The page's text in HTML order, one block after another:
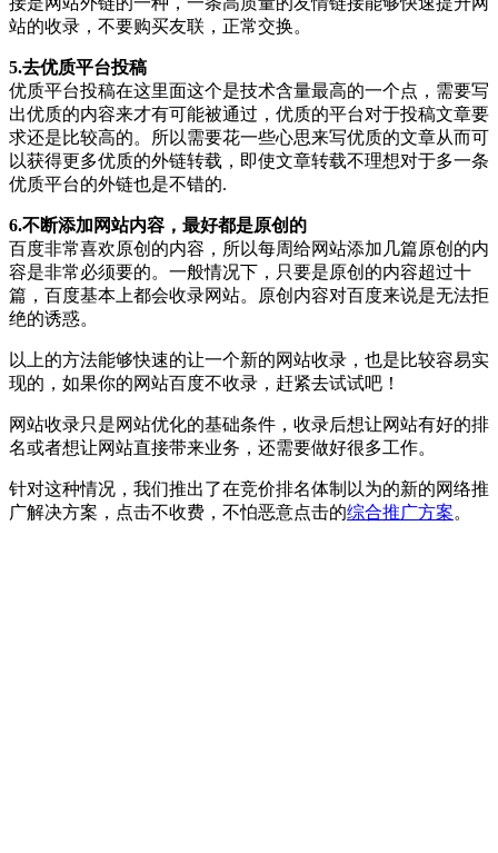
站的收录，不要购买友联，正常交换。
5.去优质平台投稿
优质平台投稿在这里面这个是技术含量最高的一个点，需要写
出优质的内容来才有可能被通过，优质的平台对于投稿文章要
求还是比较高的。所以需要花一些心思来写优质的文章从而可
以获得更多优质的外链转载，即使文章转载不理想对于多一条
优质平台的外链也是不错的.
6.不断添加网站内容，最好都是原创的
百度非常喜欢原创的内容，所以每周给网站添加几篇原创的内
容是非常必须要的。一般情况下，只要是原创的内容超过十
篇，百度基本上都会收录网站。原创内容对百度来说是无法拒
绝的诱惑。
以上的方法能够快速的让一个新的网站收录，也是比较容易实
现的，如果你的网站百度不收录，赶紧去试试吧！
网站收录只是网站优化的基础条件，收录后想让网站有好的排
名或者想让网站直接带来业务，还需要做好很多工作。
针对这种情况，我们推出了在竞价排名体制以为的新的网络推
广解决方案，点击不收费，不怕恶意点击的综合推广方案。